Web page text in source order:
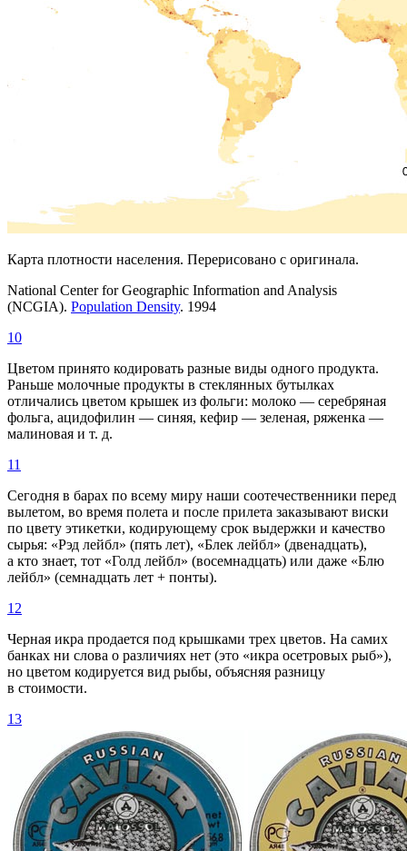
Карта плотности населения. Перерисовано с оригинала.
National Center for Geographic Information and Analysis
(NCGIA). Population Density. 1994
10
Цветом принято кодировать разные виды одного продукта.
Раньше молочные продукты в стеклянных бутылках
отличались цветом крышек из фольги: молоко — серебряная
фольга, ацидофилин — синяя, кефир — зеленая, ряженка —
малиновая и т. д.
11
Сегодня в барах по всему миру наши соотечественники перед
вылетом, во время полета и после прилета заказывают виски
по цвету этикетки, кодирующему срок выдержки и качество
сырья: «Рэд лейбл» (пять лет), «Блек лейбл» (двенадцать),
а кто знает, тот «Голд лейбл» (восемнадцать) или даже «Блю
лейбл» (семнадцать лет + понты).
12
Черная икра продается под крышками трех цветов. На самих
банках ни слова о различиях нет (это «икра осетровых рыб»),
но цветом кодируется вид рыбы, объясняя разницу
в стоимости.
13